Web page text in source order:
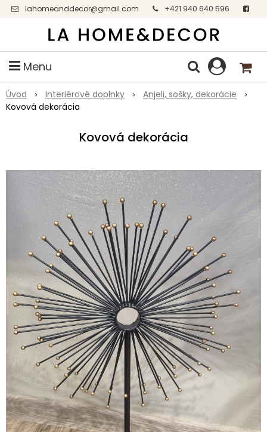
lahomeanddecor@gmail.com
+421 940 640 596
Facebook
Menu
Úvod Interiérové doplnky
Anjeli, sošky, dekorácie
Kovová dekorácia
Kovová dekorácia